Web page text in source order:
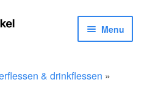
Menu
& drinkflessen »